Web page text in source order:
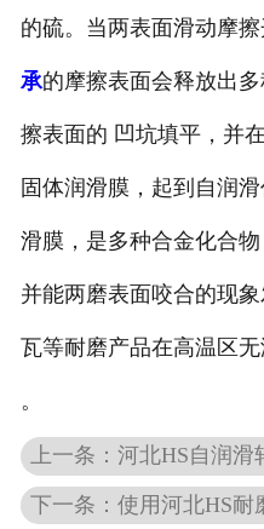
的硫。当两表面滑动摩
承的摩擦表面会释放出
擦表面的 凹坑填平，并
固体润滑膜，起到自润
滑膜，是多种合金化合
并能两磨表面咬合的现
瓦等耐磨产品在高温区
。
上一条：河北HS自润滑